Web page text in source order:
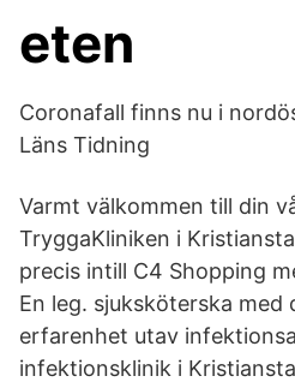
eten
Coronafall finns nu i
Läns Tidning
Varmt välkommen till din
TryggaKliniken i
precis intill C4 Shopping
En leg. sjuksköterska med
erfarenhet utav
infektionsklinik i